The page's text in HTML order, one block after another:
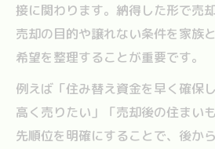
接に関わります。納得した形で売
売却の目的や譲れない条件を家族
希望を整理することが重要です。
例えば「住み替え資金を早く確保
高く売りたい」「売却後の住まい
先順位を明確にすることで、後か